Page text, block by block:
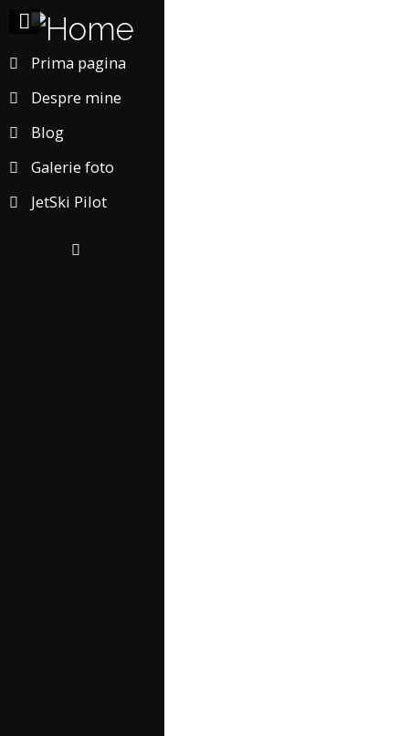
Prima pagina
Despre mine
Blog
Galerie foto
JetSki Pilot